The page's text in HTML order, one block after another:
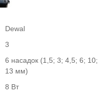
Dewal
3
6 насадок (1,5; 3; 4,5; 6; 10;
13 мм)
8 Вт